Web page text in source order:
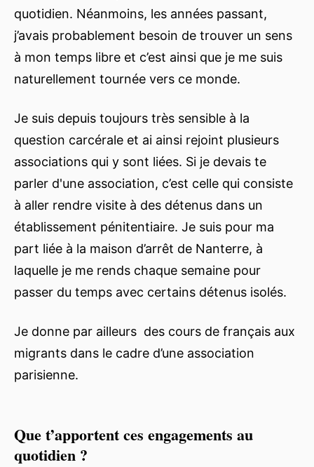
quotidien. Néanmoins, les années passant,
j’avais probablement besoin de trouver un sens
à mon temps libre et c’est ainsi que je me suis
naturellement tournée vers ce monde.
Je suis depuis toujours très sensible à la
question carcérale et ai ainsi rejoint plusieurs
associations qui y sont liées. Si je devais te
parler d'une association, c’est celle qui consiste
à aller rendre visite à des détenus dans un
établissement pénitentiaire. Je suis pour ma
part liée à la maison d’arrêt de Nanterre, à
laquelle je me rends chaque semaine pour
passer du temps avec certains détenus isolés.
Je donne par ailleurs des cours de français aux
migrants dans le cadre d’une association
parisienne.
Que t’apportent ces engagements au
quotidien ?